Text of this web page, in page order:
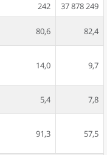
242
37 878 249
80,6 82,4
14,0 9,7
5,4 7,8
91,3 57,5